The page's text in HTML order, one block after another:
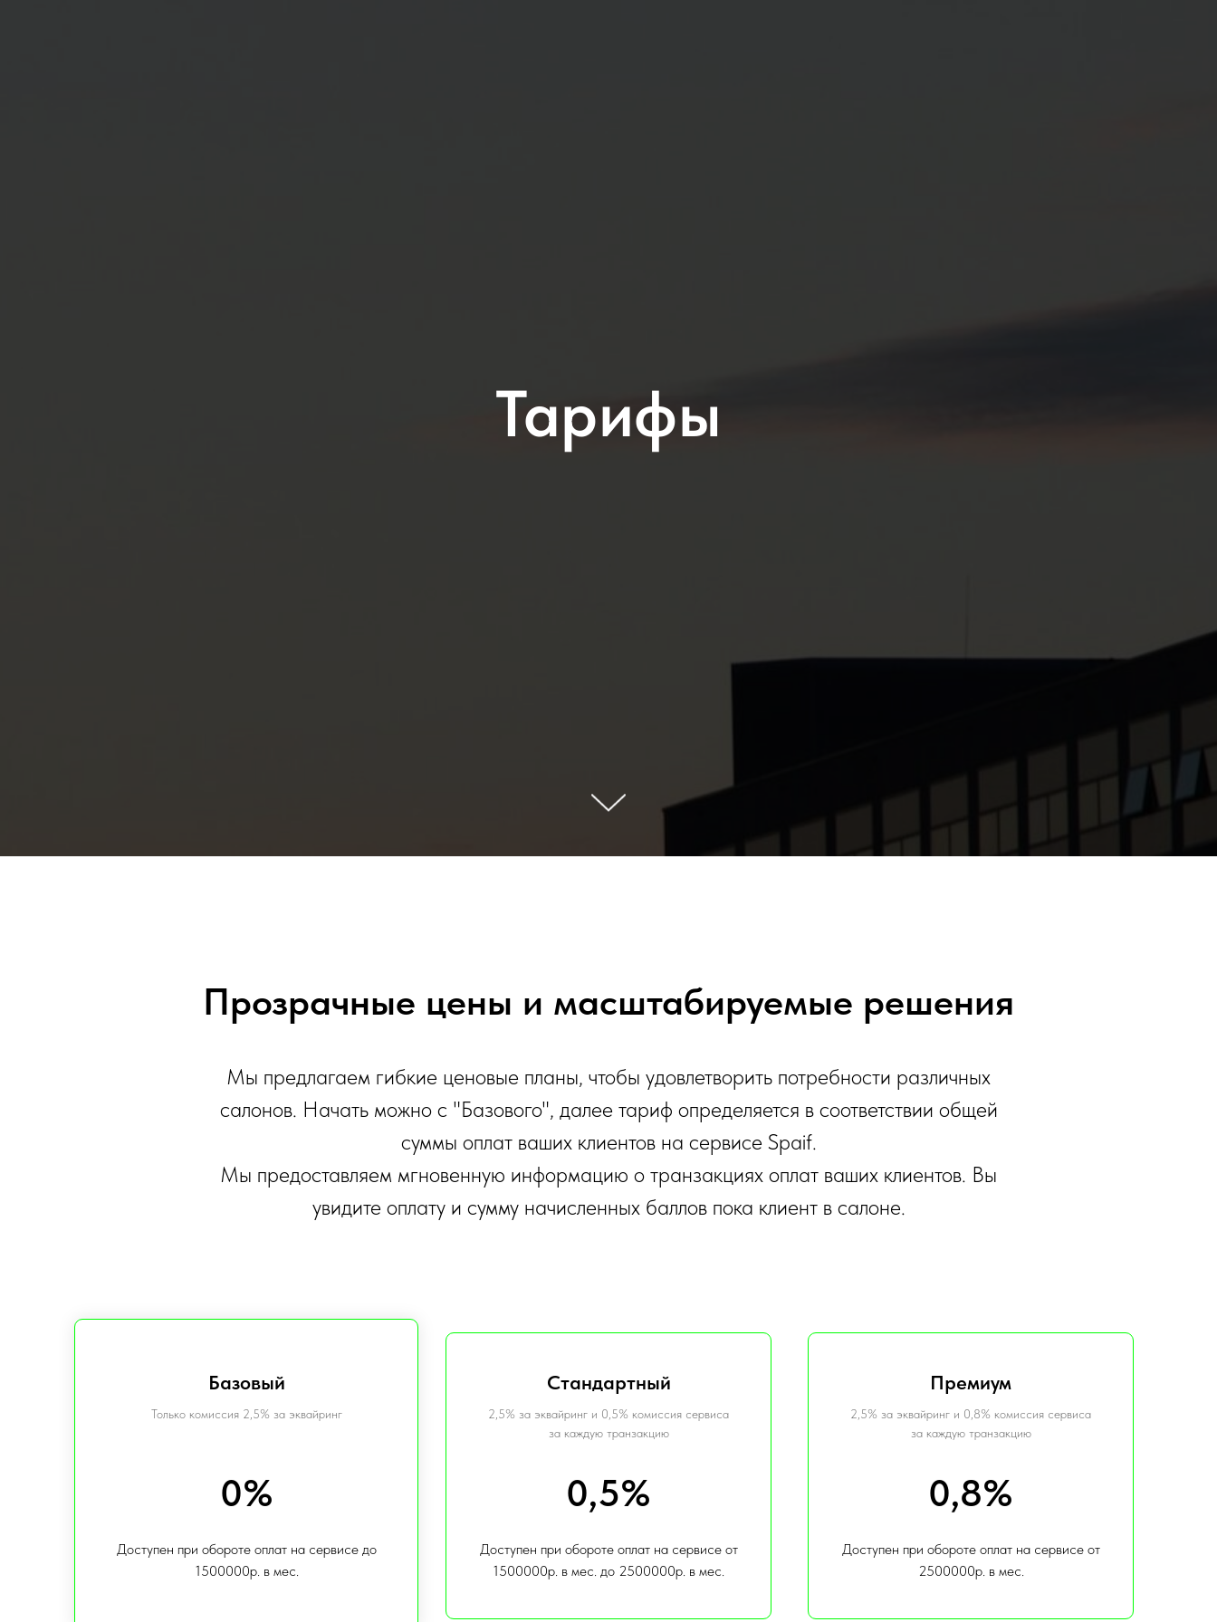
Тарифы
Прозрачные цены и масштабируемые решения
Мы предлагаем гибкие ценовые планы, чтобы удовлетворить потребности различных
салонов. Начать можно с "Базового", далее тариф определяется в соответствии общей
суммы оплат ваших клиентов на сервисе Spaif.
Мы предоставляем мгновенную информацию о транзакциях оплат ваших клиентов. Вы
увидите оплату и сумму начисленных баллов пока клиент в салоне.
Базовый
Только комиссия 2,5% за эквайринг
0%
Доступен при обороте оплат на сервисе до
1500000р. в мес.
Стандартный
2,5% за эквайринг и 0,5% комиссия сервиса
за каждую транзакцию
0,5%
Доступен при обороте оплат на сервисе от
1500000р. в мес. до 2500000р. в мес.
Премиум
2,5% за эквайринг и 0,8% комиссия сервиса
за каждую транзакцию
0,8%
Доступен при обороте оплат на сервисе от
2500000р. в мес.